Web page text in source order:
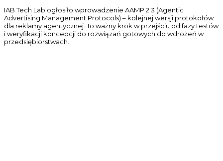
IAB Tech Lab ogłosiło wprowadzenie AAMP 2.3 (Agentic
Advertising Management Protocols) – kolejnej wersji protokołów
dla reklamy agentycznej. To ważny krok w przejściu od fazy testów
i weryfikacji koncepcji do rozwiązań gotowych do wdrożeń w
przedsiębiorstwach.